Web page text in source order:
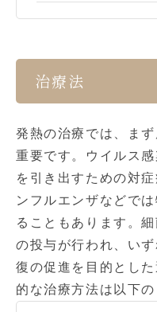
治療法
発熱の治療では、ま
重要です。ウイルス
を引き出すための対
ンフルエンザなどで
ることもあります。
の投与が行われ、い
復の促進を目的とし
的な治療方法は以下の